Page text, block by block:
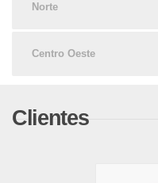
Norte
Centro Oeste
Clientes